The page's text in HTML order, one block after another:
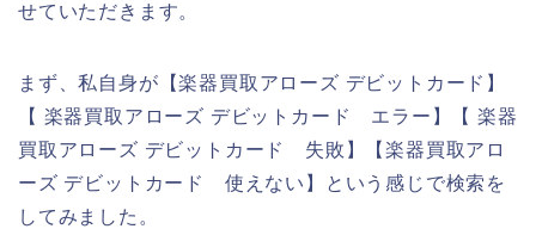
せていただきます。
まず、私自身が【楽器買取アローズ デビットカード】
【 楽器買取アローズ デビットカード エラー】【 楽器
買取アローズ デビットカード 失敗】【楽器買取アロ
ーズ デビットカード 使えない】という感じで検索を
してみました。